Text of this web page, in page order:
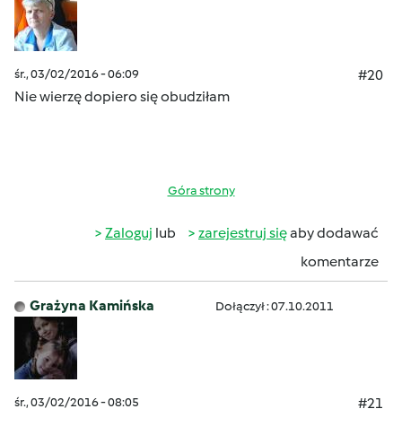
śr., 03/02/2016 - 06:09
#20
Nie wierzę dopiero się obudziłam
Góra strony
Zaloguj lub zarejestruj sięaby dodawać
komentarze
Grażyna Kamińska Dołączył : 07.10.2011
śr., 03/02/2016 - 08:05 #21